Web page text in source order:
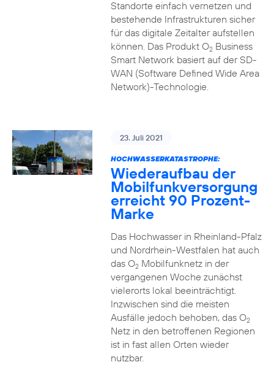
Standorte einfach vernetzen und
bestehende Infrastrukturen sicher
für das digitale Zeitalter aufstellen
können. Das Produkt O2Business
Smart Network basiert auf der SD-
WAN (Software Defined Wide Area
Network)-Technologie.
23. Juli 2021
HOCHWASSERKATASTROPHE:
Wiederaufbau der
Mobilfunkversorgung
erreicht 90 Prozent-
Marke
Das Hochwasser in Rheinland-Pfalz
und Nordrhein-Westfalen hat auch
das O2Mobilfunknetz in der
vergangenen Woche zunächst
vielerorts lokal beeinträchtigt.
Inzwischen sind die meisten
Ausfälle jedoch behoben, das O2
Netz in den betroffenen Regionen
ist in fast allen Orten wieder
nutzbar.